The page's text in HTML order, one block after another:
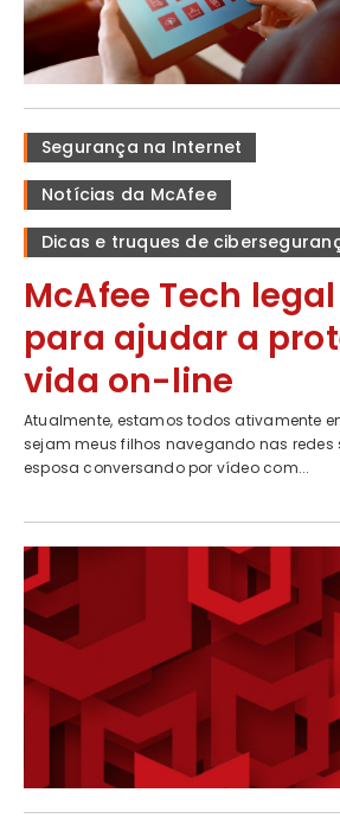
Segurança na Internet
Notícias da McAfee
Dicas e truques de
McAfee Tech
para ajudar a
vida on-line
Atualmente, estamos todos ativamente
sejam meus filhos navegando nas redes
esposa conversando por vídeo com...